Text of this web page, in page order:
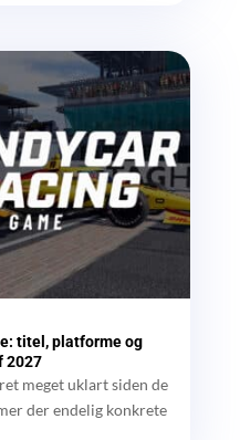
titel, platforme og
2027
meget uklart siden de
der endelig konkrete